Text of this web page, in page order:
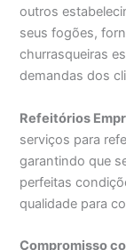
outros
seus fogões,
churrasqueiras
demandas dos
Refeitórios
serviços para
garantindo que
perfeitas
qualidade para
Compromisso